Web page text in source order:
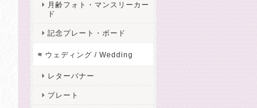
月齢フォト・マンスリーカー
ド
記念プレート・ボード
ウェディング / Wedding
レターバナー
プレート